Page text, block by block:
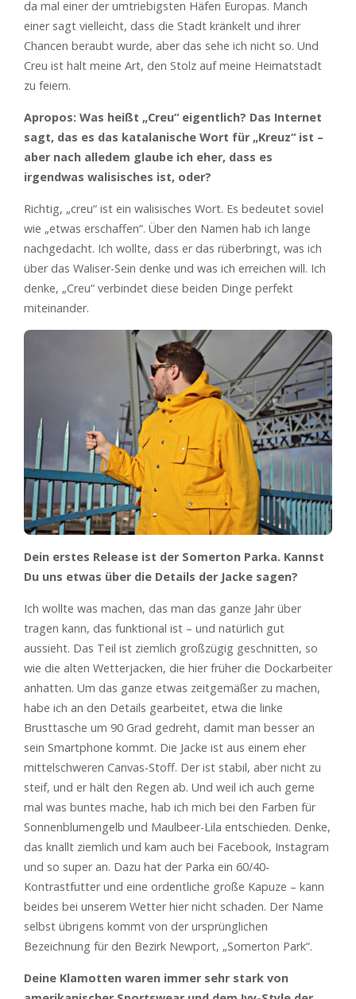
da mal einer der umtriebigsten Häfen Europas. Manch
einer sagt vielleicht, dass die Stadt kränkelt und ihrer
Chancen beraubt wurde, aber das sehe ich nicht so. Und
Creu ist halt meine Art, den Stolz auf meine Heimatstadt
zu feiern.
Apropos: Was heißt „Creu“ eigentlich? Das Internet
sagt, das es das katalanische Wort für „Kreuz“ ist –
aber nach alledem glaube ich eher, dass es
irgendwas walisisches ist, oder?
Richtig, „creu“ ist ein walisisches Wort. Es bedeutet soviel
wie „etwas erschaffen“. Über den Namen hab ich lange
nachgedacht. Ich wollte, dass er das rüberbringt, was ich
über das Waliser-Sein denke und was ich erreichen will. Ich
denke, „Creu“ verbindet diese beiden Dinge perfekt
miteinander.
Dein erstes Release ist der Somerton Parka. Kannst
Du uns etwas über die Details der Jacke sagen?
Ich wollte was machen, das man das ganze Jahr über
tragen kann, das funktional ist – und natürlich gut
aussieht. Das Teil ist ziemlich großzügig geschnitten, so
wie die alten Wetterjacken, die hier früher die Dockarbeiter
anhatten. Um das ganze etwas zeitgemäßer zu machen,
habe ich an den Details gearbeitet, etwa die linke
Brusttasche um 90 Grad gedreht, damit man besser an
sein Smartphone kommt. Die Jacke ist aus einem eher
mittelschweren Canvas-Stoff. Der ist stabil, aber nicht zu
steif, und er hält den Regen ab. Und weil ich auch gerne
mal was buntes mache, hab ich mich bei den Farben für
Sonnenblumengelb und Maulbeer-Lila entschieden. Denke,
das knallt ziemlich und kam auch bei Facebook, Instagram
und so super an. Dazu hat der Parka ein 60/40-
Kontrastfutter und eine ordentliche große Kapuze – kann
beides bei unserem Wetter hier nicht schaden. Der Name
selbst übrigens kommt von der ursprünglichen
Bezeichnung für den Bezirk Newport, „Somerton Park“.
Deine Klamotten waren immer sehr stark von